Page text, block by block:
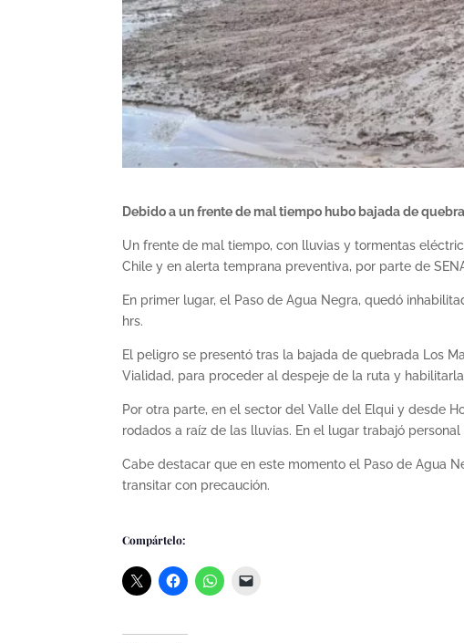
Debido a un frente de mal tiempo hubo bajada de
Un frente de mal tiempo, con lluvias y tormentas
Chile y en alerta temprana preventiva, por parte de
En primer lugar, el Paso de Agua Negra, quedó
hrs.
El peligro se presentó tras la bajada de quebrada Los
Vialidad, para proceder al despeje de la ruta y
Por otra parte, en el sector del Valle del Elqui y desde
rodados a raíz de las lluvias. En el lugar trabajó
Cabe destacar que en este momento el Paso de Agua
transitar con precaución.
Compártelo: